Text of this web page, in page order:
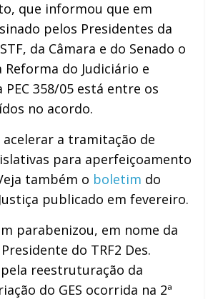
que informou que em
pelos Presidentes da
da Câmara e do Senado o
Reforma do Judiciário e
358/05 está entre os
no acordo.
acelerar a tramitação de
para aperfeiçoamento
também o boletim do
publicado em fevereiro.
parabenizou, em nome da
Presidente do TRF2 Des.
reestruturação da
do GES ocorrida na 2ª